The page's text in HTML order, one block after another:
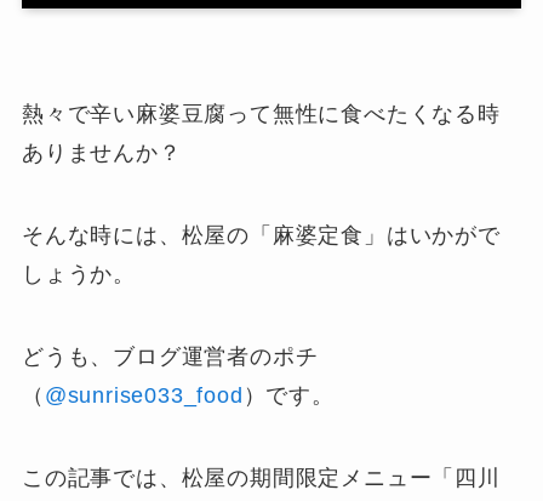
熱々で辛い麻婆豆腐って無性に食べたくなる時
ありませんか？
そんな時には、松屋の「麻婆定食」はいかがで
しょうか。
どうも、ブログ運営者のポチ
（ @sunrise033_food ）です。
この記事では、松屋の期間限定メニュー「四川